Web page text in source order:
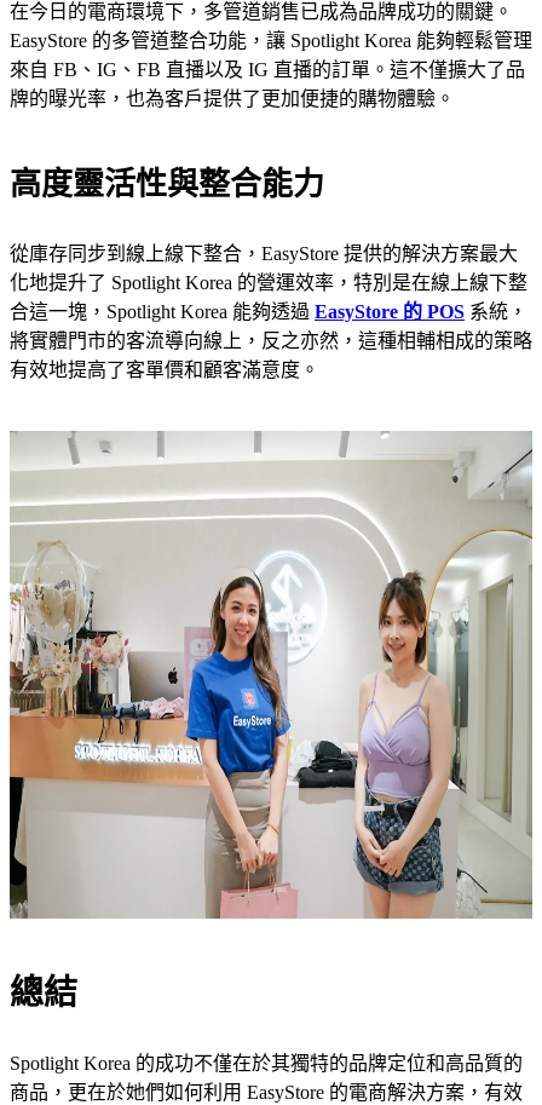
在今日的電商環境下，多管道銷售已成為品牌成功的關鍵。
EasyStore 的多管道整合功能，讓 Spotlight Korea 能夠輕鬆管理
來自 FB、IG、FB 直播以及 IG 直播的訂單。這不僅擴大了品
牌的曝光率，也為客戶提供了更加便捷的購物體驗。
高度靈活性與整合能力
從庫存同步到線上線下整合，EasyStore 提供的解決方案最大
化地提升了 Spotlight Korea 的營運效率，特別是在線上線下整
合這一塊，Spotlight Korea 能夠透過 EasyStore 的 POS 系統，
將實體門市的客流導向線上，反之亦然，這種相輔相成的策略
有效地提高了客單價和顧客滿意度。
總結
Spotlight Korea 的成功不僅在於其獨特的品牌定位和高品質的
商品，更在於她們如何利用 EasyStore 的電商解決方案，有效